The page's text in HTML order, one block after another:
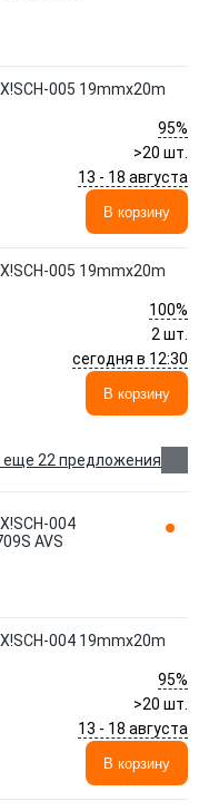
005 19mmx20m
95%
>20 шт.
13 - 18 августа
В корзину
005 19mmx20m
100%
2 шт.
сегодня в 12:30
В корзину
еще 22 предложения
004
AVS
004 19mmx20m
95%
>20 шт.
13 - 18 августа
В корзину